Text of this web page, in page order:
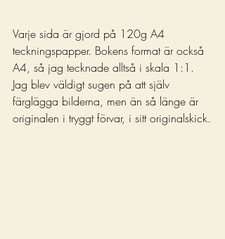
Varje sida är gjord på 120g A4
teckningspapper. Bokens format är också
A4, så jag tecknade alltså i skala 1:1.
Jag blev väldigt sugen på att själv
färglägga bilderna, men än så länge är
originalen i tryggt förvar, i sitt originalskick.